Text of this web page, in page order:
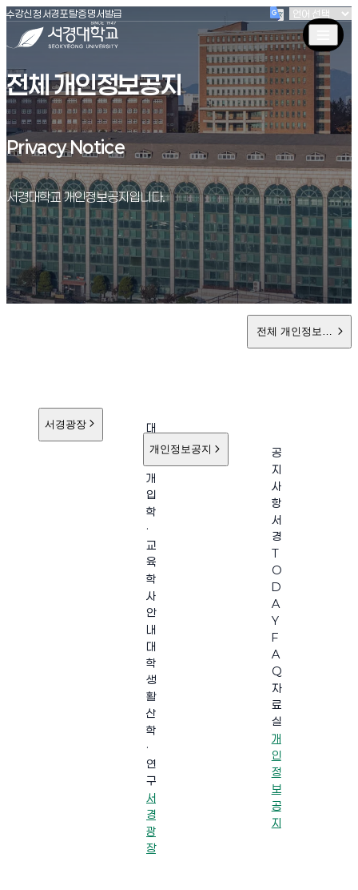
서경대학교
수강신청 (새창 열림)
서경포탈(새창 열림)
증명서발급(새창 열림)
전체 개인정보공지
Privacy Notice
Privacy Notice
서경대학교 개인정보공지입니다.
서경광장
대
학
개
입
학
·
교
육
학
사
안
내
대
학
생
활
산
학
·
연
구
서
경
광
장
개인정보공지
공
지
사
항
서
경
T
O
D
A
Y
F
A
Q
자
료
실
개
인
정
보
공
지
전체 개인정보공지